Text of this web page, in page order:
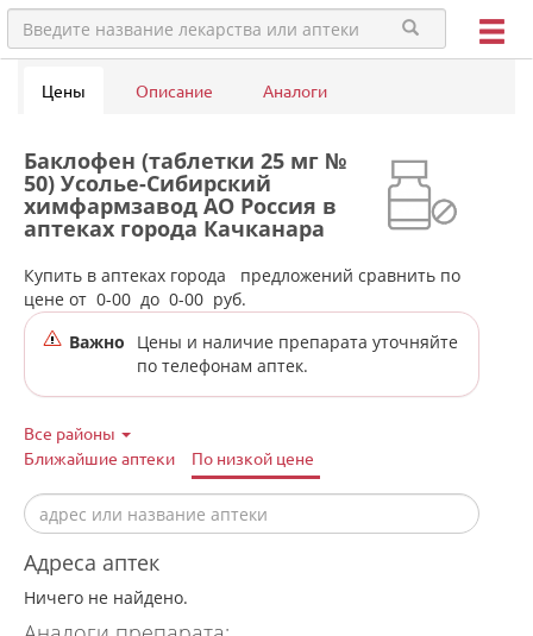
Цены Описание Аналоги
Баклофен (таблетки 25 мг №
50) Усолье-Сибирский
химфармзавод АО Россия в
аптеках города Качканара
Купить в аптеках города
предложений сравнить по
цене от 0-00 до 0-00 руб.
Важно
Цены и наличие препарата уточняйте
по телефонам аптек.
Все районы
Ближайшие аптеки
По низкой цене
Адреса аптек
Ничего не найдено.